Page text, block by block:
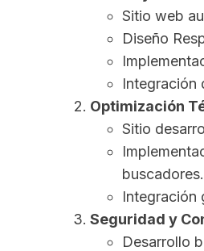
Sitio web
Diseño
Integración
Optimización
Sitio
buscadores.
Integración
Seguridad y
Desarrollo